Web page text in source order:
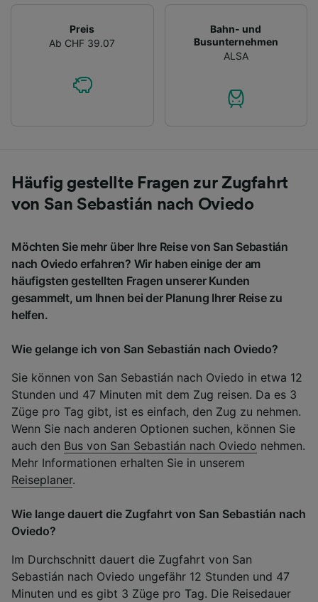
Preis
Ab CHF 39.07
Bahn- und
Busunternehmen
ALSA
Häufig gestellte Fragen zur Zugfahrt
von San Sebastián nach Oviedo
Möchten Sie mehr über Ihre Reise von San Sebastián
nach Oviedo erfahren? Wir haben einige der am
häufigsten gestellten Fragen unserer Kunden
gesammelt, um Ihnen bei der Planung Ihrer Reise zu
helfen.
Wie gelange ich von San Sebastián nach Oviedo?
Sie können von San Sebastián nach Oviedo in etwa 12
Stunden und 47 Minuten mit dem Zug reisen. Da es 3
Züge pro Tag gibt, ist es einfach, den Zug zu nehmen.
Wenn Sie nach anderen Optionen suchen, können Sie
auch den Bus von San Sebastián nach Oviedo nehmen.
Mehr Informationen erhalten Sie in unserem
Reiseplaner.
Wie lange dauert die Zugfahrt von San Sebastián nach
Oviedo?
Im Durchschnitt dauert die Zugfahrt von San
Sebastián nach Oviedo ungefähr 12 Stunden und 47
Minuten und es gibt 3 Züge pro Tag. Die Reisedauer